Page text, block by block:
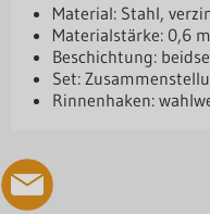
Material: Stahl,
Materialstärke: 0,6
Beschichtung:
Set:
Rinnenhaken: